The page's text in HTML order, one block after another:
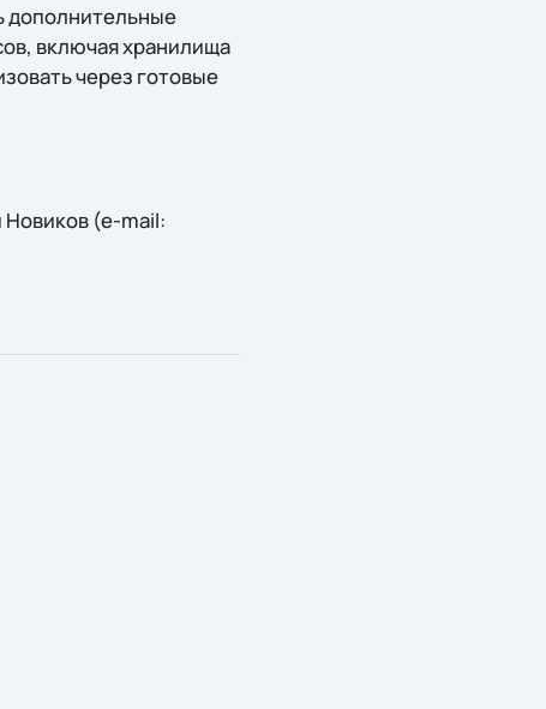
дополнительные
включая хранилища
через готовые
(e-mail: